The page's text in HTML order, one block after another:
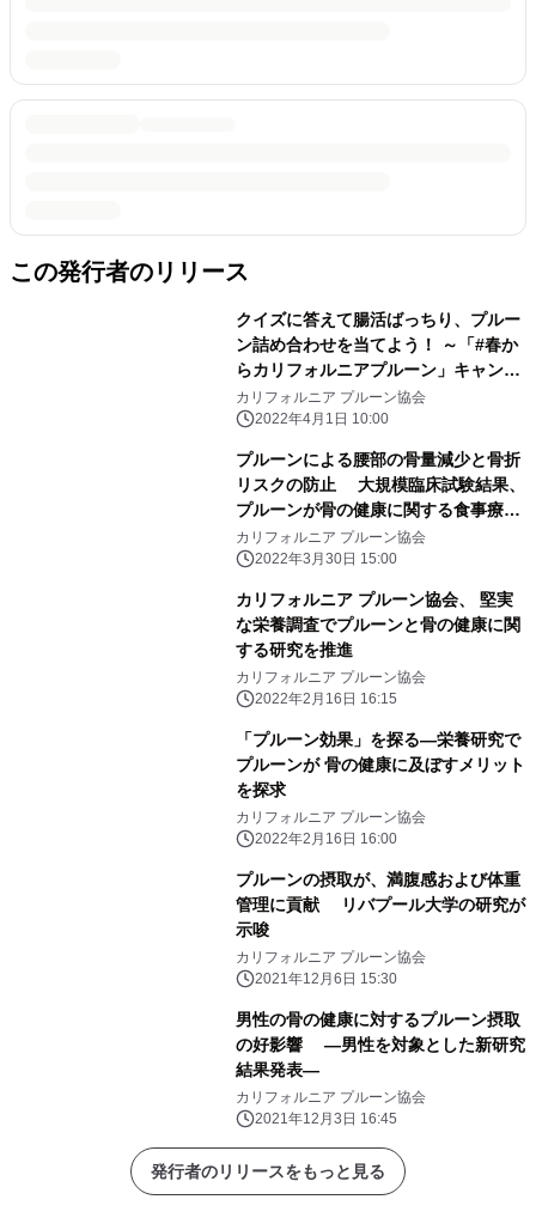
この発行者のリリース
クイズに答えて腸活ばっちり、プルー
ン詰め合わせを当てよう！ ～「#春か
らカリフォルニアプルーン」キャンペ
ーン～
カリフォルニア プルーン協会
2022年4月1日 10:00
プルーンによる腰部の骨量減少と骨折
リスクの防止 大規模臨床試験結果、
プルーンが骨の健康に関する食事療法
の選択肢に
カリフォルニア プルーン協会
2022年3月30日 15:00
カリフォルニア プルーン協会、 堅実
な栄養調査でプルーンと骨の健康に関
する研究を推進
カリフォルニア プルーン協会
2022年2月16日 16:15
「プルーン効果」を探る―栄養研究で
プルーンが 骨の健康に及ぼすメリット
を探求
カリフォルニア プルーン協会
2022年2月16日 16:00
プルーンの摂取が、満腹感および体重
管理に貢献 リバプール大学の研究が
示唆
カリフォルニア プルーン協会
2021年12月6日 15:30
男性の骨の健康に対するプルーン摂取
の好影響 ―男性を対象とした新研究
結果発表―
カリフォルニア プルーン協会
2021年12月3日 16:45
発行者のリリースをもっと見る